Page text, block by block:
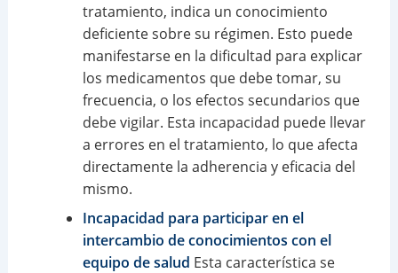
tratamiento, indica un conocimiento
deficiente sobre su régimen. Esto puede
manifestarse en la dificultad para explicar
los medicamentos que debe tomar, su
frecuencia, o los efectos secundarios que
debe vigilar. Esta incapacidad puede llevar
a errores en el tratamiento, lo que afecta
directamente la adherencia y eficacia del
mismo.
Incapacidad para participar en el
intercambio de conocimientos con el
equipo de salud Esta característica se